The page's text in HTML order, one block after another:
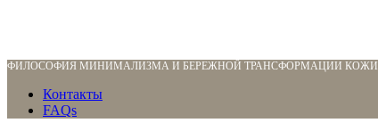
ФИЛОСОФИЯ МИНИМАЛИЗМА И БЕРЕЖНОЙ ТРАНСФОРМАЦИИ КОЖИ
Контакты
FAQs